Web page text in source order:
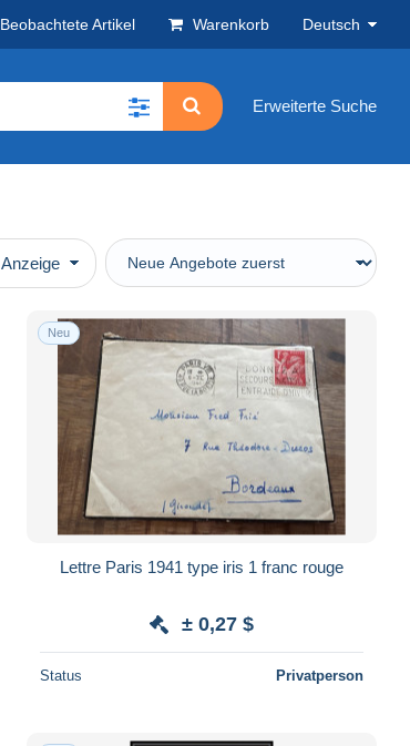
Beobachtete Artikel Warenkorb Deutsch
Erweiterte Suche
Anzeige
Neu
Lettre Paris 1941 type iris 1 franc rouge
± 0,27 $
Status Privatperson